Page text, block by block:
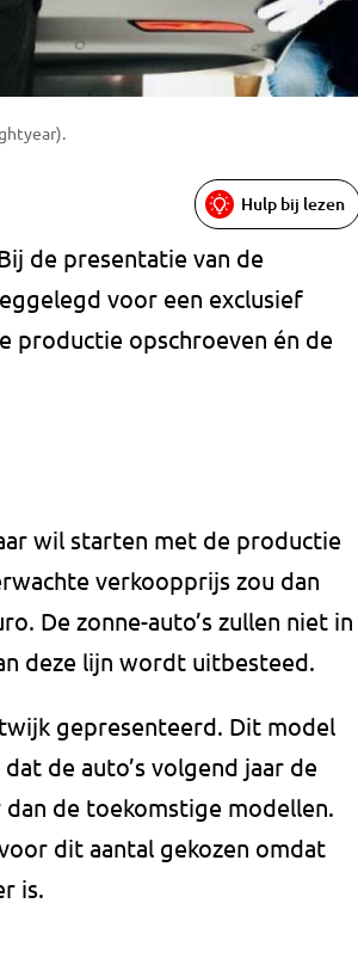
Hulp bij lezen
de presentatie van de
voor een exclusief
productie opschroeven én de
wil starten met de productie
verkoopprijs zou dan
De zonne-auto’s zullen niet in
deze lijn wordt uitbesteed.
gepresenteerd. Dit model
de auto’s volgend jaar de
de toekomstige modellen.
dit aantal gekozen omdat
is.